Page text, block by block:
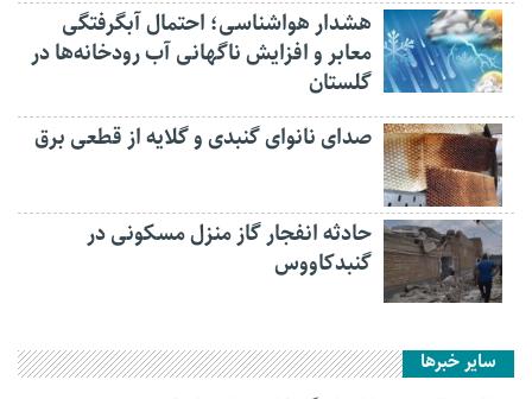
هشدار هواشناسی؛ احتمال آبگرفتگی
معابر و افزایش ناگهانی آب رودخانه‌ها در
گلستان
صدای نانوای گنبدی و گلایه از قطعی برق
حادثه انفجار گاز منزل مسکونی در
گنبدکاووس
سایر خبرها